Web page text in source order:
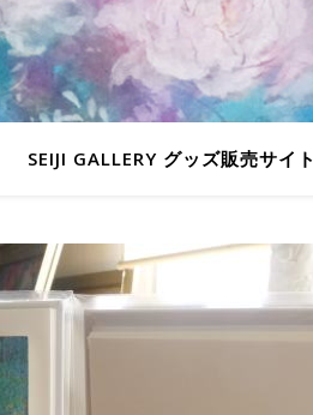
SEIJI GALLERY グッズ販売サイト